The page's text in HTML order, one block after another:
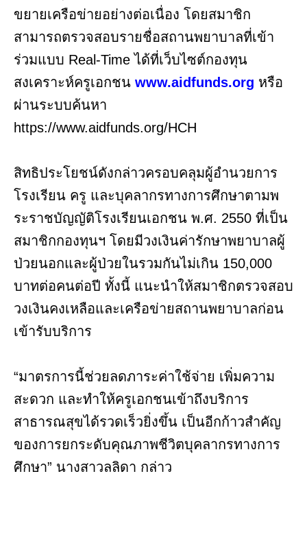
ขยายเครือข่ายอย่างต่อเนื่อง โดยสมาชิก
สามารถตรวจสอบรายชื่อสถานพยาบาลที่เข้า
ร่วมแบบ Real-Time ได้ที่เว็บไซต์กองทุน
สงเคราะห์ครูเอกชน www.aidfunds.org หรือ
ผ่านระบบค้นหา
https://www.aidfunds.org/HCH
สิทธิประโยชน์ดังกล่าวครอบคลุมผู้อำนวยการ
โรงเรียน ครู และบุคลากรทางการศึกษาตามพ
ระราชบัญญัติโรงเรียนเอกชน พ.ศ. 2550 ที่เป็น
สมาชิกกองทุนฯ โดยมีวงเงินค่ารักษาพยาบาลผู้
ป่วยนอกและผู้ป่วยในรวมกันไม่เกิน 150,000
บาทต่อคนต่อปี ทั้งนี้ แนะนำให้สมาชิกตรวจสอบ
วงเงินคงเหลือและเครือข่ายสถานพยาบาลก่อน
เข้ารับบริการ
“มาตรการนี้ช่วยลดภาระค่าใช้จ่าย เพิ่มความ
สะดวก และทำให้ครูเอกชนเข้าถึงบริการ
สาธารณสุขได้รวดเร็วยิ่งขึ้น เป็นอีกก้าวสำคัญ
ของการยกระดับคุณภาพชีวิตบุคลากรทางการ
ศึกษา” นางสาวลลิดา กล่าว